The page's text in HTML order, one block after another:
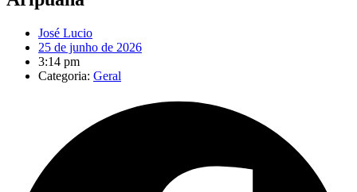
José Lucio
25 de junho de 2026
3:14 pm
Categoria: Geral